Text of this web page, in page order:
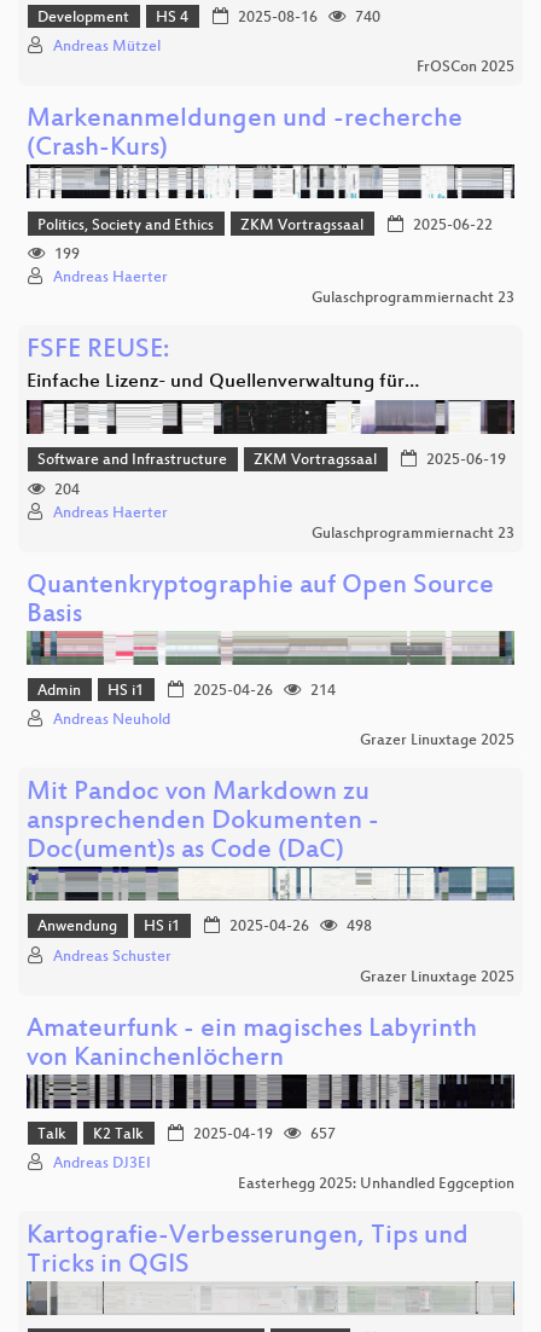
Development HS 4 2025-08-16
740
Andreas Mützel
FrOSCon 2025
Markenanmeldungen und -recherche
(Crash-Kurs)
Politics, Society and Ethics ZKM Vortragssaal
2025-06-22
199
Andreas Haerter
Gulaschprogrammiernacht 23
FSFE REUSE:
Einfache Lizenz- und Quellenverwaltung für…
Software and Infrastructure ZKM Vortragssaal
2025-06-19
204
Andreas Haerter
Gulaschprogrammiernacht 23
Quantenkryptographie auf Open Source
Basis
Admin HS i1 2025-04-26
214
Andreas Neuhold
Grazer Linuxtage 2025
Mit Pandoc von Markdown zu
ansprechenden Dokumenten -
Doc(ument)s as Code (DaC)
Anwendung HS i1 2025-04-26
498
Andreas Schuster
Grazer Linuxtage 2025
Amateurfunk - ein magisches Labyrinth
von Kaninchenlöchern
Talk K2 Talk 2025-04-19
657
Andreas DJ3EI
Easterhegg 2025: Unhandled Eggception
Kartografie-Verbesserungen, Tips und
Tricks in QGIS